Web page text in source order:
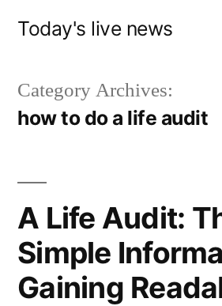
Today's live news
Category Archives:
how to do a life audit
A Life Audit:
Simple
Gaining